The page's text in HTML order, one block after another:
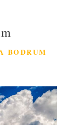
BODRUM